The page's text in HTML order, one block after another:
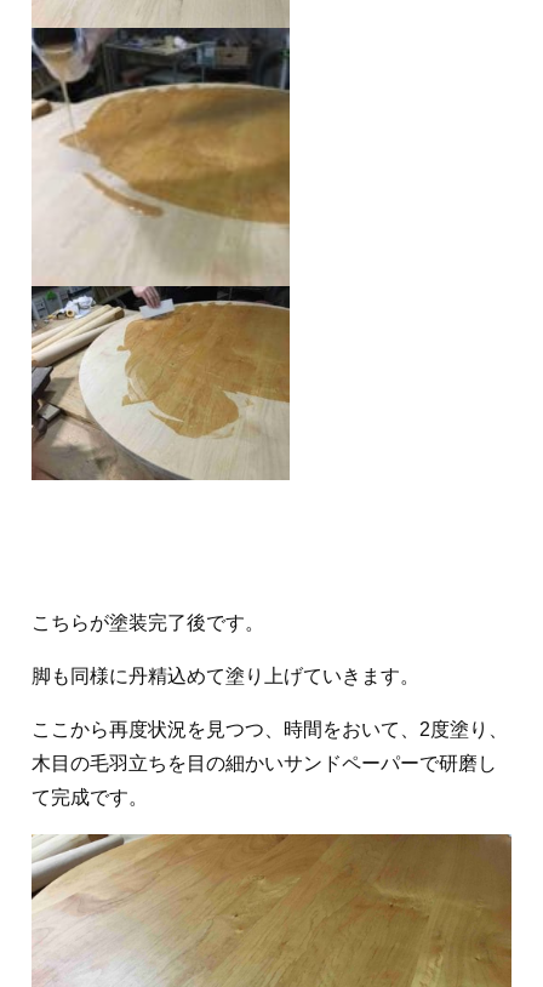
こちらが塗装完了後です。
脚も同様に丹精込めて塗り上げていきます。
ここから再度状況を見つつ、時間をおいて、2度塗り、
木目の毛羽立ちを目の細かいサンドペーパーで研磨し
て完成です。